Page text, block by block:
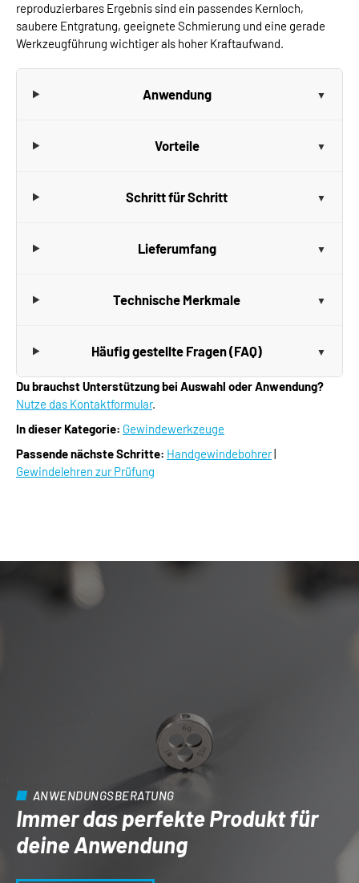
reproduzierbares Ergebnis sind ein passendes Kernloch,
saubere Entgratung, geeignete Schmierung und eine gerade
Werkzeugführung wichtiger als hoher Kraftaufwand.
Anwendung
Vorteile
Schritt für Schritt
Lieferumfang
Technische Merkmale
Häufig gestellte Fragen (FAQ)
Du brauchst Unterstützung bei Auswahl oder Anwendung?
Nutze das Kontaktformular.
In dieser Kategorie: Gewindewerkzeuge
Passende nächste Schritte: Handgewindebohrer|
Gewindelehren zur Prüfung
ANWENDUNGSBERATUNG
Immer das perfekte Produkt für
deine Anwendung